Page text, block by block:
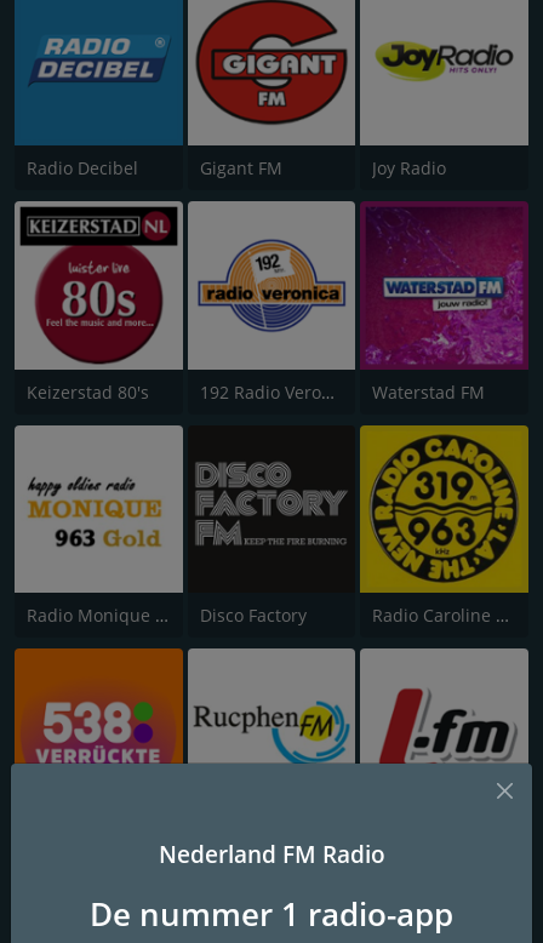
Radio Decibel Gigant FM Joy Radio
Keizerstad 80's 192 Radio Veronica Waterstad FM
Radio Monique 963 Gold Disco Factory Radio Caroline 319
Rucphen FM
RAM FM
Nederland FM Radio
De nummer 1 radio-app